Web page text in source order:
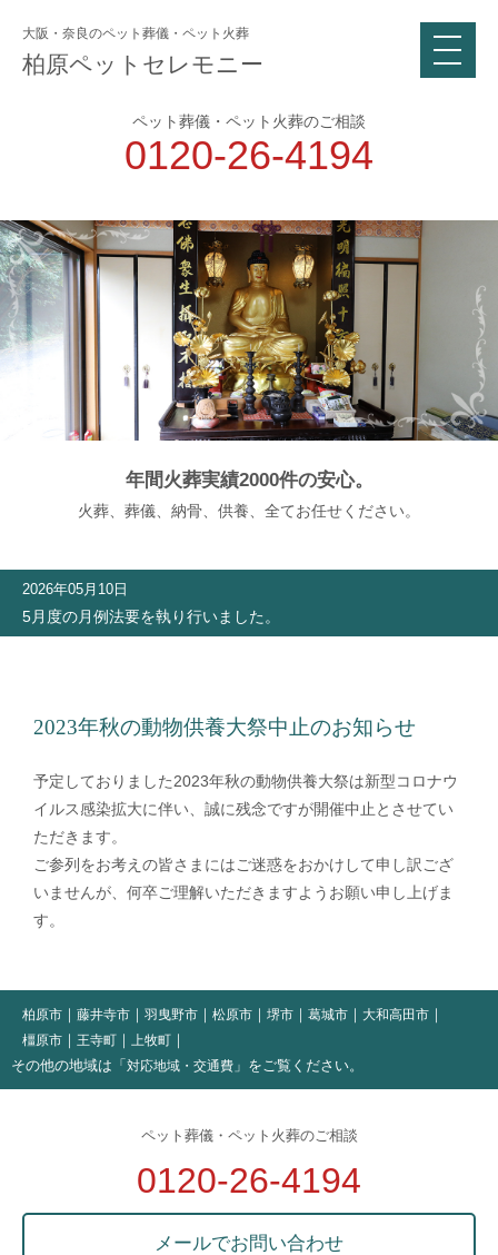
大阪・奈良のペット葬儀・ペット火葬
柏原ペットセレモニー
ペット葬儀・ペット火葬のご相談
0120-26-4194
年間火葬実績2000件の安心。
火葬、葬儀、納骨、供養、全てお任せください。
2026年05月10日
5月度の月例法要を執り行いました。
2023年秋の動物供養大祭中止のお知らせ
予定しておりました2023年秋の動物供養大祭は新型コロナウ
イルス感染拡大に伴い、誠に残念ですが開催中止とさせてい
ただきます。
ご参列をお考えの皆さまにはご迷惑をおかけして申し訳ござ
いませんが、何卒ご理解いただきますようお願い申し上げま
す。
柏原市 藤井寺市 羽曳野市 松原市 堺市 葛城市
大和高田市
橿原市
王寺町 上牧町
その他の地域は「 対応地域・交通費 」をご覧ください。
ペット葬儀・ペット火葬のご相談
0120-26-4194
メールでお問い合わせ